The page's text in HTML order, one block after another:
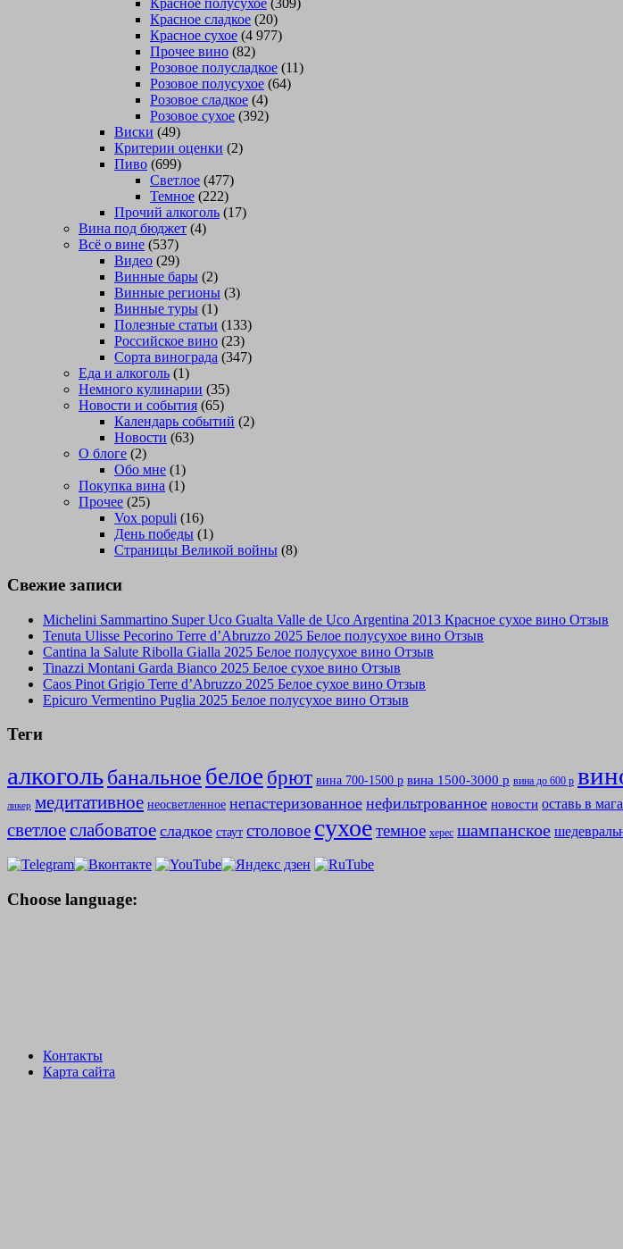
Красное полусухое (309)
Красное сладкое (20)
Красное сухое (4 977)
Прочее вино (82)
Розовое полусладкое (11)
Розовое полусухое (64)
Розовое сладкое (4)
Розовое сухое (392)
Виски (49)
Критерии оценки (2)
Пиво (699)
Светлое (477)
Темное (222)
Прочий алкоголь (17)
Вина под бюджет (4)
Всё о вине (537)
Видео (29)
Винные бары (2)
Винные регионы (3)
Винные туры (1)
Полезные статьи (133)
Российское вино (23)
Сорта винограда (347)
Еда и алкоголь (1)
Немного кулинарии (35)
Новости и события (65)
Календарь событий (2)
Новости (63)
О блоге (2)
Обо мне (1)
Покупка вина (1)
Прочее (25)
Vox populi (16)
День победы (1)
Страницы Великой войны (8)
Свежие записи
Michelini Sammartino Super Uco Gualta Valle de Uco Argentina 2013 Красное сухое вино Отзыв
Tenuta Ulisse Pecorino Terre d’Abruzzo 2025 Белое полусухое вино Отзыв
Cantina la Salute Ribolla Gialla 2025 Белое полусухое вино Отзыв
Tinazzi Montani Garda Bianco 2025 Белое сухое вино Отзыв
Caos Pinot Grigio Terre d’Abruzzo 2025 Белое сухое вино Отзыв
Epicuro Vermentino Puglia 2025 Белое полусухое вино Отзыв
Теги
алкогольбанальное белое брют вина 700-1500 р вина 1500-3000 р вина до 600 р
ликер медитативное неосветленное непастеризованное нефильтрованное новости оставь в
светлоеслабоватое сладкое стаут столовое сухоетемное херес шампанское
Choose language:
Контакты
Карта сайта